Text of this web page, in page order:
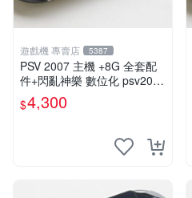
遊戲機 專賣店 5387
PSV 2007 主機 +8G 全套配
件+閃亂神樂 數位化 psv2007
主機
$4,300